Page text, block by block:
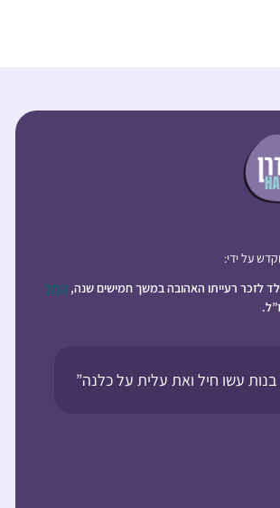
על ידי:
לזכר רעייתו האהובה במשך חמישים שנה, קרול
עשו חיל ואת עלית על כלנה”